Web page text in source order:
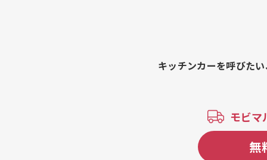
キッチンカーを呼びた
モビマ
無